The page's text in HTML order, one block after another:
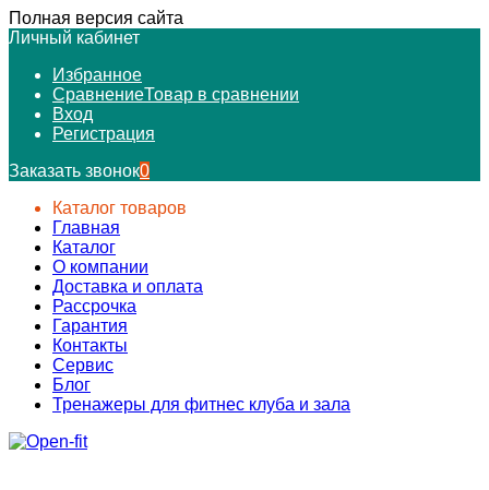
Полная версия сайта
Личный кабинет
Избранное
СравнениеТовар в сравнении
Вход
Регистрация
Заказать звонок0
Каталог товаров
Главная
Каталог
О компании
Доставка и оплата
Рассрочка
Гарантия
Контакты
Сервис
Блог
Тренажеры для фитнес клуба и зала